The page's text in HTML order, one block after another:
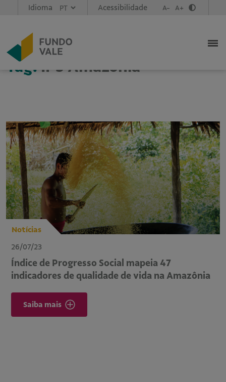
Idioma Acessibilidade A- A+
Tag: IPS Amazônia
Notícias
26/07/23
Índice de Progresso Social mapeia 47
indicadores de qualidade de vida na Amazônia
Saiba mais